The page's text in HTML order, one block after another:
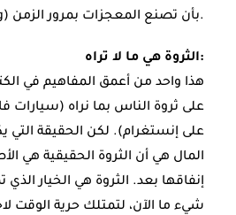
(Compounding) بأن تصنع المعجزات بمرور الزمن.
الثروة هي ما لا تراه:
هذا واحد من أعمق المفاهيم في
على ثروة الناس بما نراه (سيارات
على إنستغرام). لكن الحقيقة
المال هي أن الثروة الحقيقية هي
إنفاقها بعد. الثروة هي الخيار
شيء ما الآن، لتمتلك حرية الوقت